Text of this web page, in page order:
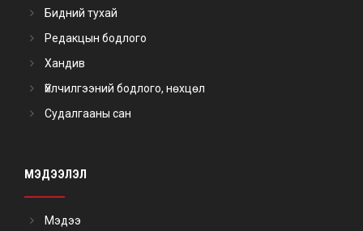
Бидний тухай
Редакцын бодлого
Хандив
Үйлчилгээний бодлого, нөхцөл
Судалгааны сан
МЭДЭЭЛЭЛ
Мэдээ